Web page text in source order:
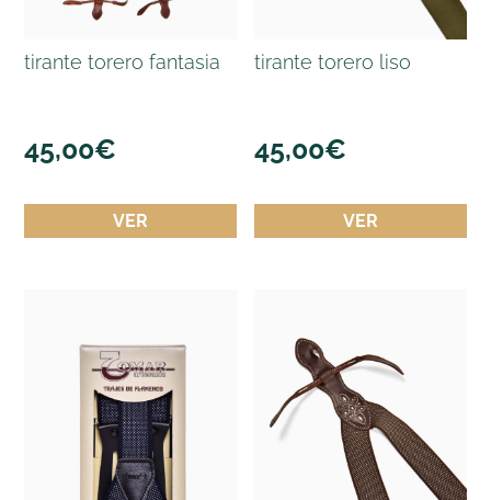
tirante torero fantasia
45,00€
VER
tirante torero liso
45,00€
VER